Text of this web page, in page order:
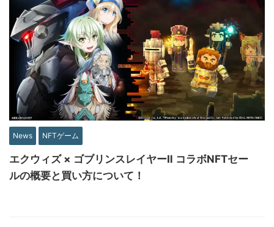
News NFTゲーム
エクウィズ × ゴブリンスレイヤーⅡ コラボNFTセー
ルの概要と買い方について！